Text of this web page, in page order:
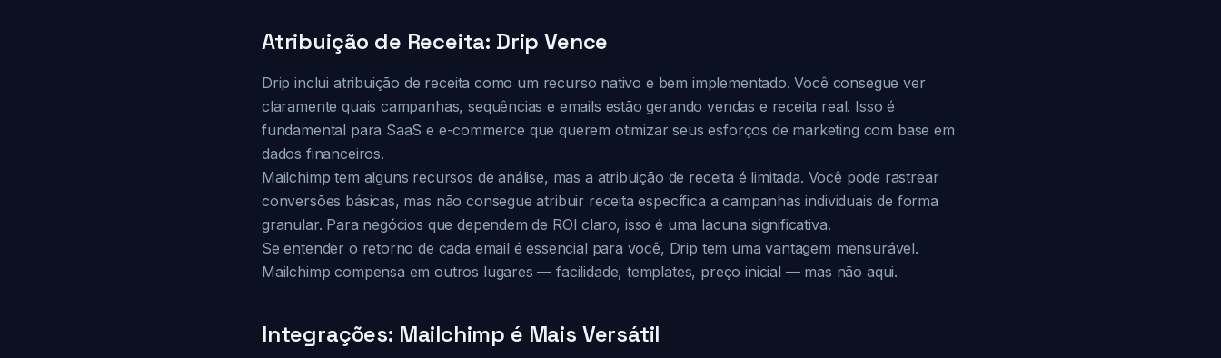
Atribuição de Receita: Drip Vence
Drip inclui atribuição de receita como um recurso nativo e bem implementado. Você consegue ver
claramente quais campanhas, sequências e emails estão gerando vendas e receita real. Isso é
fundamental para SaaS e e-commerce que querem otimizar seus esforços de marketing com base em
dados financeiros.
Mailchimp tem alguns recursos de análise, mas a atribuição de receita é limitada. Você pode rastrear
conversões básicas, mas não consegue atribuir receita específica a campanhas individuais de forma
granular. Para negócios que dependem de ROI claro, isso é uma lacuna significativa.
Se entender o retorno de cada email é essencial para você, Drip tem uma vantagem mensurável.
Mailchimp compensa em outros lugares — facilidade, templates, preço inicial — mas não aqui.
Integrações: Mailchimp é Mais Versátil